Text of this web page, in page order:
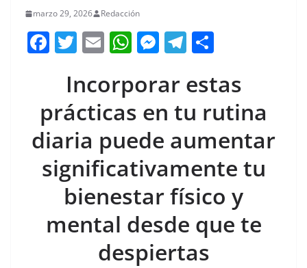
marzo 29, 2026 Redacción
F
e
b
o
o
T
itt
er
E
ai
l
W
at
s
A
p
p
M
ss
e
n
g
er
T
e
gr
a
m
m
p
ar
tir
Incorporar estas
prácticas en tu rutina
diaria puede aumentar
significativamente tu
bienestar físico y
mental desde que te
despiertas